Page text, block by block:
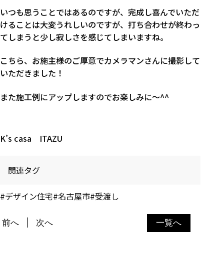
いつも思うことではあるのですが、完成し喜んでいただ
けることは大変うれしいのですが、打ち合わせが終わっ
てしまうと少し寂しさを感じてしまいますね。
こちら、お施主様のご厚意でカメラマンさんに撮影して
いただきました！
また施工例にアップしますのでお楽しみに～^^
K’s casa ITAZU
関連タグ
#デザイン住宅#名古屋市#受渡し
一覧へ
前へ 次へ